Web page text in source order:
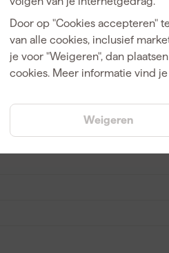
Door op "Cookies accepteren"
van alle cookies, inclusief
je voor "Weigeren", dan
cookies. Meer informatie vind je
Weigeren